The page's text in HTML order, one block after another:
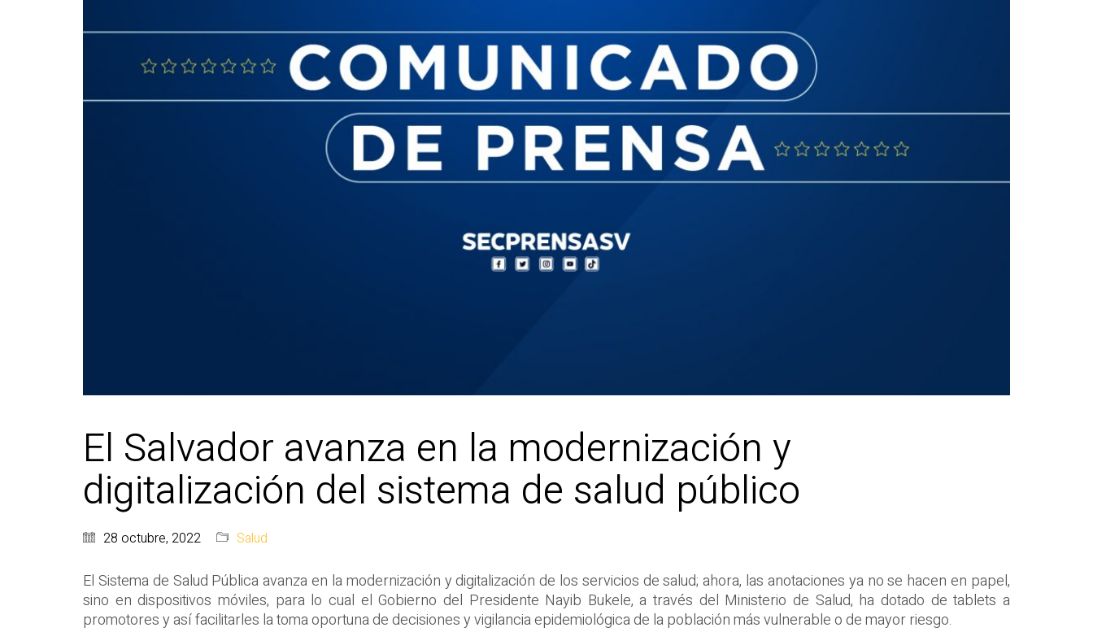
El Salvador avanza en la modernización y
digitalización del sistema de salud público
28 octubre, 2022 Salud
El Sistema de Salud Pública avanza en la modernización y digitalización de los servicios de salud; ahora, las anotaciones ya no se hacen en papel,
sino en dispositivos móviles, para lo cual el Gobierno del Presidente Nayib Bukele, a través del Ministerio de Salud, ha dotado de tablets a
promotores y así facilitarles la toma oportuna de decisiones y vigilancia epidemiológica de la población más vulnerable o de mayor riesgo.